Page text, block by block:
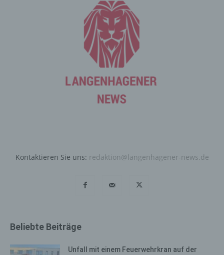
Kontaktieren Sie uns: redaktion@langenhagener-news.de
Beliebte Beiträge
Unfall mit einem Feuerwehrkran auf der
Zahlreiche Internetseiten und Server verwenden
Cookies. Viele Cookies enthalten eine sogenannte
Cookie-ID. Eine Cookie-ID ist eine eindeutige Kennung
des Cookies. Sie besteht aus einer Zeichenfolge, durch
welche Internetseiten und Server dem konkreten
Internetbrowser zugeordnet werden können, in dem das
besuchten Internetseiten und Servern, den individuellen
Browser der betroffenen Person von anderen
Internetbrowsern, die andere Cookies enthalten, zu
Durch den Einsatz von Cookies kann den Nutzern dieser
Internetseite nutzerfreundlichere Services bereitstellen,
Mittels eines Cookies können die Informationen und
wie bereits erwähnt, die Benutzer unserer Internetseite
es, den Nutzern die Verwendung unserer Internetseite